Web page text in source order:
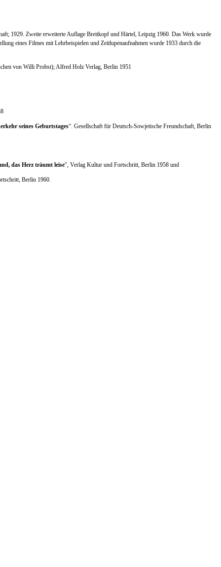
1929. Zweite erweiterte Auflage Breitkopf und Härtel, Leipzig 1960. Das Werk wurde
eines Filmes mit Lehrbeispielen und Zeitlupenaufnahmen wurde 1933 durch die
von Willi Probst); Alfred Holz Verlag, Berlin 1951
seines Geburtstages“. Gesellschaft für Deutsch-Sowjetische Freundschaft, Berlin
das Herz träumt leise", Verlag Kultur und Fortschritt, Berlin 1958 und
Berlin 1960.